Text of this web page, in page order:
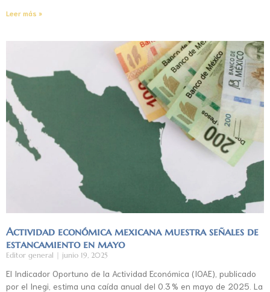
Leer más »
Actividad económica mexicana muestra señales de
estancamiento en mayo
Editor general junio 19, 2025
El Indicador Oportuno de la Actividad Económica (IOAE), publicado
por el Inegi, estima una caída anual del 0.3 % en mayo de 2025. La